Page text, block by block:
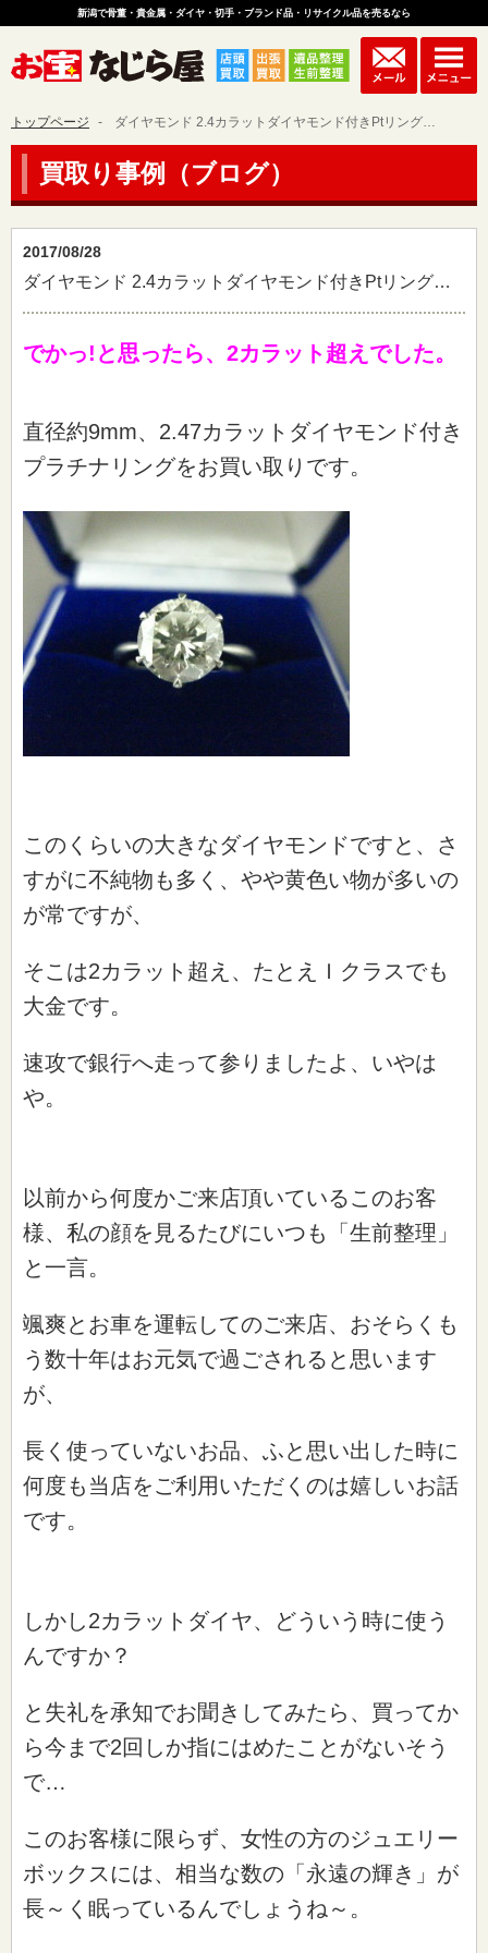
新潟で骨董・貴金属・ダイヤ・切手・ブランド品・リサイクル品を売るなら
トップページ ダイヤモンド 2.4カラットダイヤモンド付きPtリング…
買取り事例（ブログ）
2017/08/28
ダイヤモンド 2.4カラットダイヤモンド付きPtリング…
でかっ!と思ったら、2カラット超えでした。
直径約9mm、2.47カラットダイヤモンド付き
プラチナリングをお買い取りです。
このくらいの大きなダイヤモンドですと、さ
すがに不純物も多く、やや黄色い物が多いの
が常ですが、
そこは2カラット超え、たとえＩクラスでも
大金です。
速攻で銀行へ走って参りましたよ、いやは
や。
以前から何度かご来店頂いているこのお客
様、私の顔を見るたびにいつも「生前整理」
と一言。
颯爽とお車を運転してのご来店、おそらくも
う数十年はお元気で過ごされると思います
が、
長く使っていないお品、ふと思い出した時に
何度も当店をご利用いただくのは嬉しいお話
です。
しかし2カラットダイヤ、どういう時に使う
んですか？
と失礼を承知でお聞きしてみたら、買ってか
ら今まで2回しか指にはめたことがないそう
で…
このお客様に限らず、女性の方のジュエリー
ボックスには、相当な数の「永遠の輝き」が
長～く眠っているんでしょうね～。